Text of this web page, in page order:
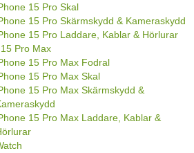
15 Pro Skal
15 Pro Skärmskydd & Kameraskydd
15 Pro Laddare, Kablar & Hörlurar
Pro Max
15 Pro Max Fodral
15 Pro Max Skal
15 Pro Max Skärmskydd &
15 Pro Max Laddare, Kablar &